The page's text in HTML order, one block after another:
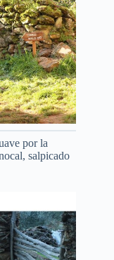
por la
salpicado